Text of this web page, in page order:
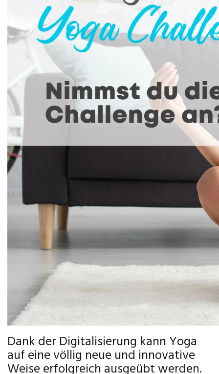
Dank der Digitalisierung kann Yoga
auf eine völlig neue und innovative
Weise erfolgreich ausgeübt werden.